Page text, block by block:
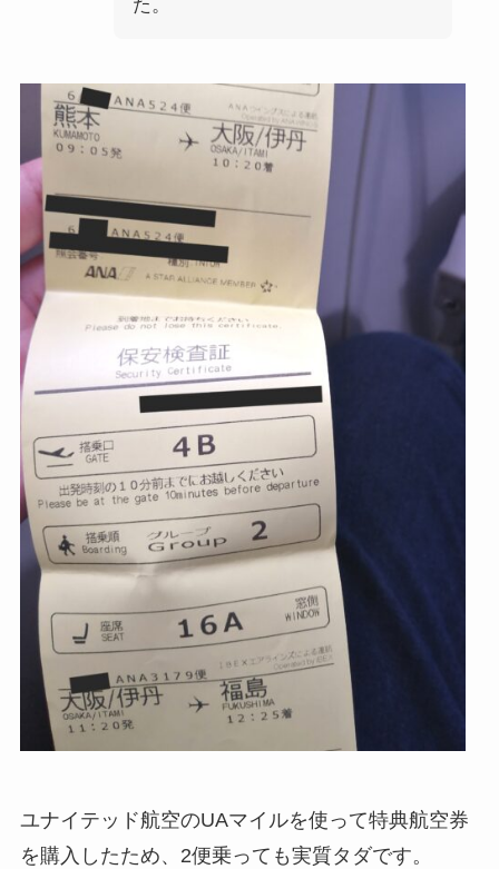
た。
ユナイテッド航空のUAマイルを使って特典航空券
を購入したため、2便乗っても実質タダです。